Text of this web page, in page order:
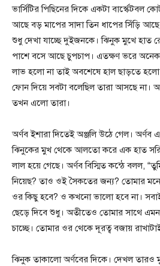
ভার্সিটির পিছিনের দিকে একটা বার্স্কেটবল
আছে বড় মাপের সাদা তিন ধাপের সিঁড়ি
শুধু দেখা যাচ্ছে দুইজনকে। ঝিনুক মুখে হাত
পাশে বসে আছে চুপচাপ। এতক্ষণ ভরে অনেক
লাভ হলো না তাই অবশেষে হাল ছাড়তে
ফোন দিয়ে সবটা বলেছিল তারা আসছে না।
তখন এলো তারা।
অর্ণব ইশারা দিতেই অঞ্জলি উঠে গেল।
ঝিনুকের মুখ থেকে আলতো করে এক হাত
লাল হয়ে গেছে। অর্ণব বিস্মিত কন্ঠে বলল,
নিয়েছ? তাও ওই সৈকতের জন্য? তোমার মনে
ওর কিছু হবে? ও কখনো ভালো হবে না।
ছেড়ে দিবে শুধু। অতীতেও তোমার সাথে
চাচ্ছে। তোমার ওর থেকে দূরত্ব বজায়
ঝিনুক তাকালো অর্ণবের দিকে। দেখল তারও